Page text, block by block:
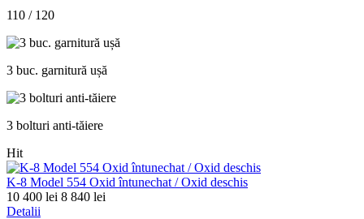
110 / 120
3 buc. garnitură ușă
3 bolturi anti-tăiere
Hit
K-8 Model 554 Oxid întunechat / Oxid deschis
10 400 lei 8 840 lei
Detalii